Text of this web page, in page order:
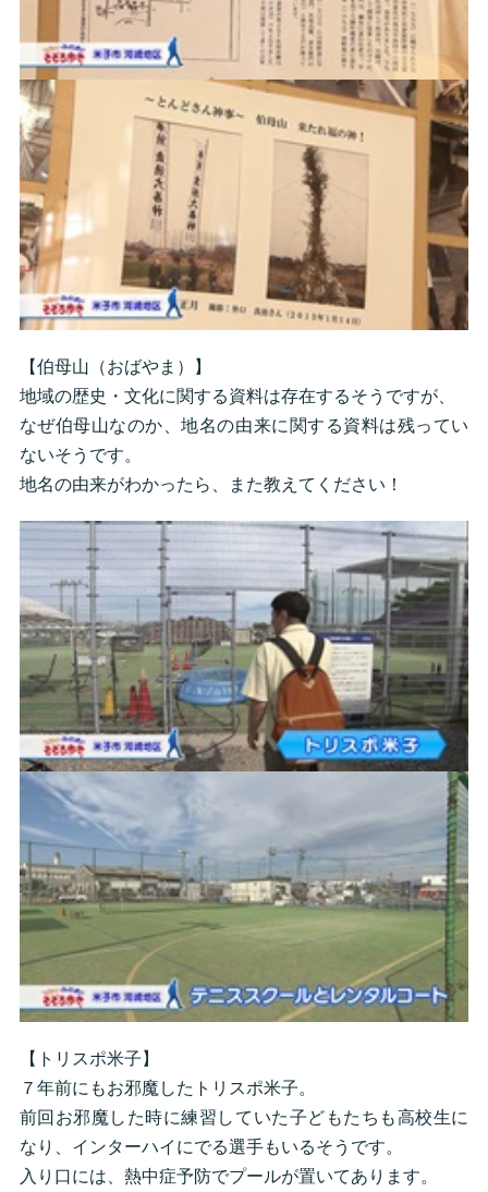
【伯母山（おばやま）】
地域の歴史・文化に関する資料は存在するそうですが、
なぜ伯母山なのか、地名の由来に関する資料は残ってい
ないそうです。
地名の由来がわかったら、また教えてください！
【トリスポ米子】
７年前にもお邪魔したトリスポ米子。
前回お邪魔した時に練習していた子どもたちも高校生に
なり、インターハイにでる選手もいるそうです。
入り口には、熱中症予防でプールが置いてあります。